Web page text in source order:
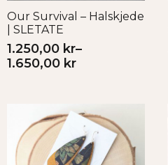
Our Survival – Halskjede
| SLETATE
1.250,00 kr–
1.650,00 kr
Prisområde: